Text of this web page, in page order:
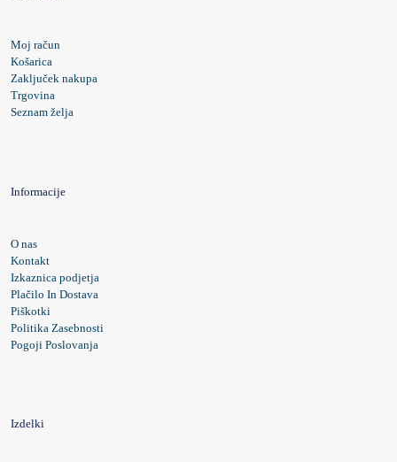
Moj račun
Košarica
Zaključek nakupa
Trgovina
Seznam želja
Informacije
O nas
Kontakt
Izkaznica podjetja
Plačilo In Dostava
Piškotki
Politika Zasebnosti
Pogoji Poslovanja
Izdelki